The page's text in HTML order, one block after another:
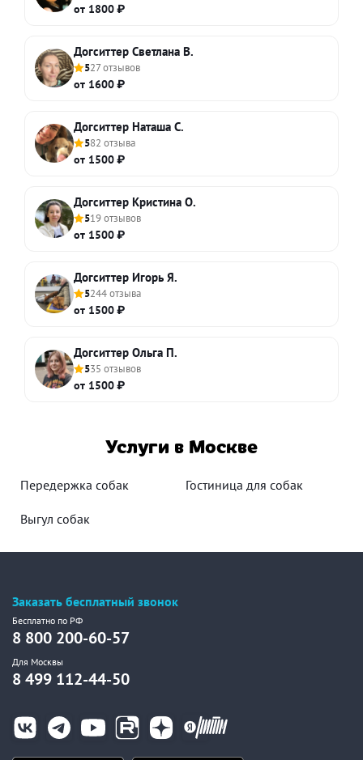
от 1800 ₽
Догситтер Светлана В.
527 отзывов
от 1600 ₽
Догситтер Наташа С.
582 отзыва
от 1500 ₽
Догситтер Кристина О.
519 отзывов
от 1500 ₽
Догситтер Игорь Я.
5244 отзыва
от 1500 ₽
Догситтер Ольга П.
535 отзывов
от 1500 ₽
Услуги в Москве
Передержка собак Гостиница для собак
Выгул собак
Заказать бесплатный звонок
Бесплатно по РФ
8 800 200-60-57
Для Москвы
8 499 112-44-50